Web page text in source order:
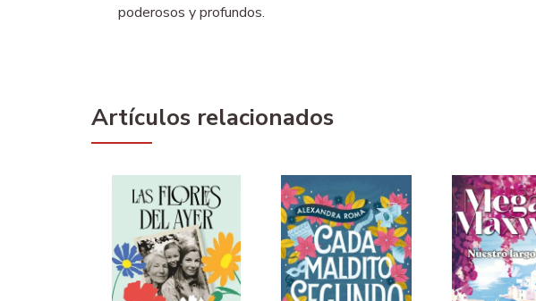
poderosos y profundos.
Artículos relacionados